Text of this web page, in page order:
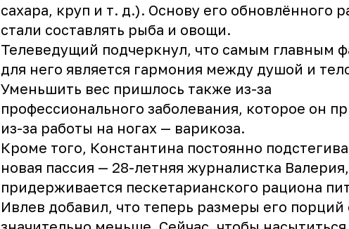
сахара, круп и т. д.). Основу его обновлённого
стали составлять рыба и овощи.
Телеведущий подчеркнул, что самым главным
для него является гармония между душой и
Уменьшить вес пришлось также из-за
профессионального заболевания, которое он
из-за работы на ногах — варикоза.
Кроме того, Константина постоянно
новая пассия — 28-летняя журналистка
придерживается пескетарианского рациона
Ивлев добавил, что теперь размеры его порций